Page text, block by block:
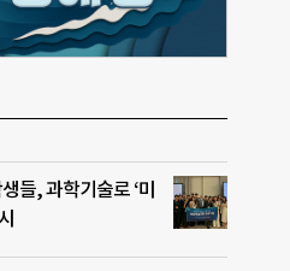
들, 과학기술로 ‘미